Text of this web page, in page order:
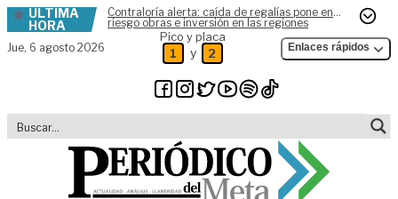
Skip to content
ÚLTIMA
HORA
Contraloría alerta: caída de regalías pone en
riesgo obras e inversión en las regiones
Jue, 6 agosto 2026
Pico y placa
1 y 2 Enlaces rápidos